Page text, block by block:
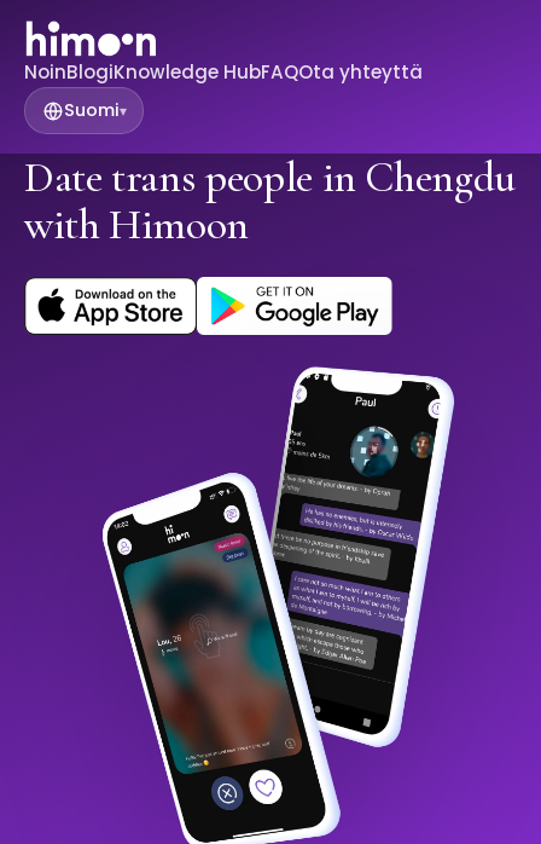
NoinBlogiKnowledge HubFAQOta yhteyttä
Suomi▾
Date trans people in Chengdu
with Himoon